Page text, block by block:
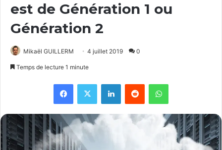
est de Génération 1 ou
Génération 2
Mikaël GUILLERM 4 juillet 2019 0
Temps de lecture 1 minute
Facebook
X LinkedinReddit WhatsApp